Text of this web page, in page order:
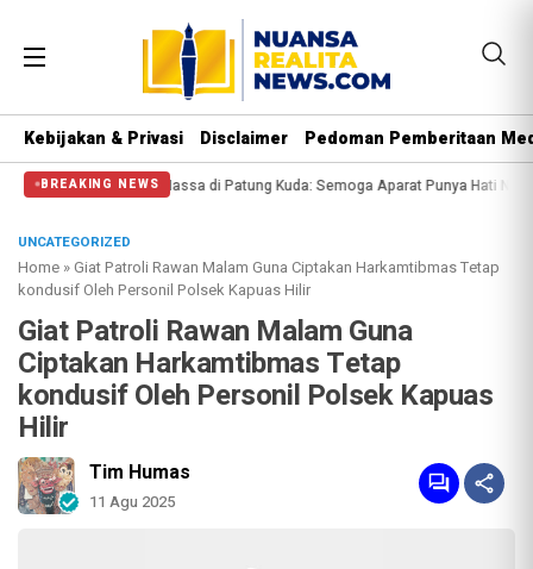
Kebijakan & Privasi Disclaimer Pedoman Pemberitaan
BREAKING NEWS
Massa di Patung Kuda: Semoga Aparat Punya Hati Nurani Massa
UNCATEGORIZED
Home »Giat Patroli Rawan Malam Guna Ciptakan Harkamtibmas Tetap
kondusif Oleh Personil Polsek Kapuas Hilir
Giat Patroli Rawan Malam Guna
Ciptakan Harkamtibmas Tetap
kondusif Oleh Personil Polsek Kapuas
Hilir
Tim Humas
11 Agu 2025